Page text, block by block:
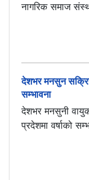
नागरिक समाज
देशभर मनसुन
सम्भावना
देशभर मनसुनी
प्रदेशमा वर्षाको